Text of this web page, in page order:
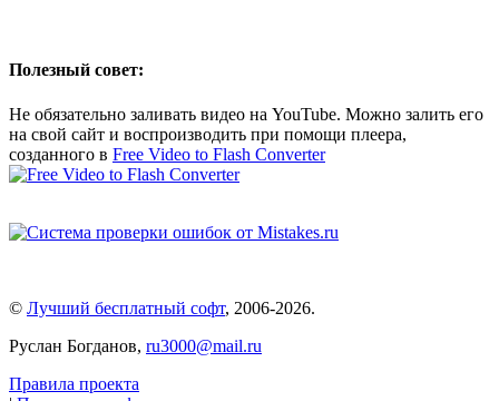
Полезный совет:
Не обязательно заливать видео на YouTube. Можно залить его
на свой сайт и воспроизводить при помощи плеера,
созданного в Free Video to Flash Converter
© Лучший бесплатный софт, 2006-2026.
Руслан Богданов, ru3000@mail.ru
Правила проекта